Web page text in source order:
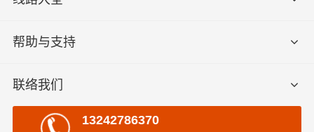
帮助与支持
联络我们
13242786370